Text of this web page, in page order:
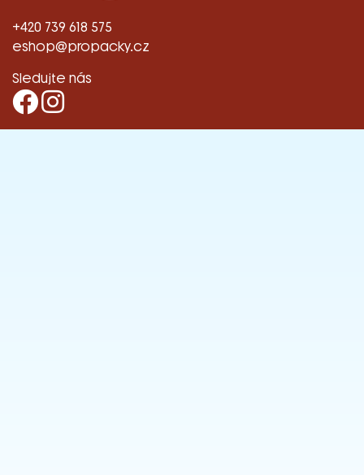
+420 739 618 575
eshop@propacky.cz
Sledujte nás